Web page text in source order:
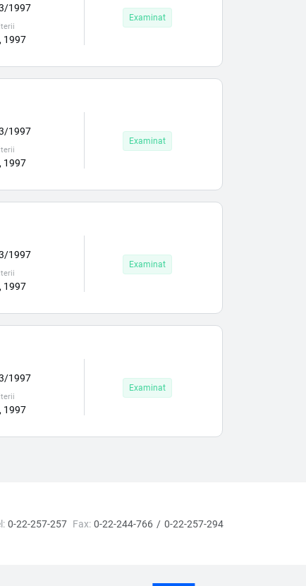
1997
1997
Examinat
1997
1997
Examinat
1997
1997
Examinat
1997
1997
Examinat
0-22-257-257 Fax: 0-22-244-766 0-22-257-294